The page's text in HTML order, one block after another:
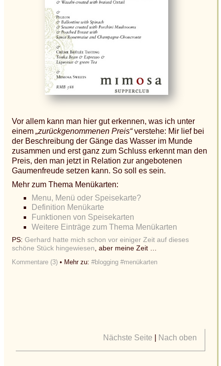
Vor allem kann man hier gut erkennen, was ich unter
einem „zurückgenommenen Preis“verstehe: Mir lief bei
der Beschreibung der Gänge das Wasser im Munde
zusammen und erst ganz zum Schluss erkennt man den
Preis, den man jetzt in Relation zur angebotenen
Gaumenfreude setzen kann. So soll es sein.
Mehr zum Thema Menükarten:
Menu, Menü oder Speisekarte?
Definition Menükarte
Funktionen von Speisekarten
Weitere Einträge zum Thema Menükarten
PS: Gerhard hatte mich schon vor einiger Zeit auf dieses
schöne Stück hingewiesen , aber meine Zeit …
Kommentare (3) • Mehr zu: #blogging #menükarten
Nächste Seite Nach oben